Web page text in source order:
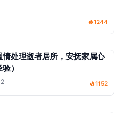
1244
处理逝者居所，安抚家属心
）
1152